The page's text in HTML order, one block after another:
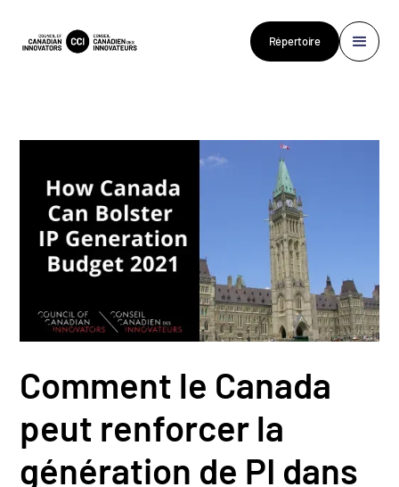
Répertoire
Comment le Canada
peut renforcer la
génération de PI dans